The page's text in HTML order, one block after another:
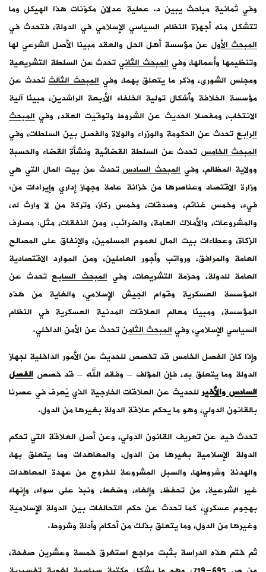
وفي ثمانية مباحث يبين د. عطية عدلان مكوّنات هذا الهيكل وما
تتشكل منه أجهزة النظام السياسي الإسلامي في الدولة، فتحدث في
المبحث الأول عن مؤسسة أهل الحل والعقد مبينا الأصل الشرعي لها
وتنظيمها وأعمالها، وفيالمبحث الثانيتحدث عن السلطة التشريعية
ومجلس الشورى، وذكر ما يتعلق بهما، وفيالمبحث الثالثتحدث عن
مؤسسة الخلافة وأشكال تولية الخلفاء الأربعة الراشدين، مبينًا آلية
الانتخاب، ومفصلا الحديث عن الشروط وتوقيت العقد، وفي المبحث
الرابعتحدث عن الحكومة والوزراء والولاة والفصل بين السلطات، وفي
المبحث الخامستحدث عن السلطة القضائية ونشأة القضاء والحسبة
وولاية المظالم، وفيالمبحث السادستحدث عن بيت المال التي هي
وزارة الاقتصاد وعناصرها من خزانة عامة وجهاز إداري وإيرادات من:
فيء، وخمس غنائم، وصدقات، وخمس ركاز، وتركة من لا وارث له،
والمشروعات، والأملاك العامة، والضرائب، ومن النفقات، مثل: مصارف
الزكاة، وعطاءات بيت المال لعموم المسلمين، والإنفاق على المصالح
العامة والمرافق، ورواتب وأجور العاملين، ومن الموارد الاقتصادية
العامة للدولة، وحزمة التشريعات، وفيالمبحث السابع تحدث عن
المؤسسة العسكرية وقوام الجيش الإسلامي، والغاية من هذه
المؤسسة، ومبينًا معالم العلاقات المدنية العسكرية في النظام
السياسي الإسلامي، وفيالمبحث الثامنتحدث عن الأمن الداخلي.
وإذا كان الفصل الخامس قد تخصص للحديث عن الأمور الداخلية لجهاز
الدولة وما يتعلق به، فإن المؤلف – وفقه الله – قد خصص الفصل
السادس والأخيرللحديث عن العلاقات الخارجية الذي يُعرف في عصرنا
بالقانون الدولي، وهو ما يحكم علاقة الدولة بغيرها من الدول.
تحدث فيه عن تعريف القانون الدولي، وعن أصل العلاقة التي تحكم
الدولة الإسلامية بغيرها من الدول، والمعاهدات وما يتعلق بها،
والهدنة وشروطها، والسبل المشروعة للخروج من عهدة المعاهدات
غير الشرعية، من تحفظ، وإلغاء، وضغط، ونبذ على سواء، وإنهاء
بهجوم عسكري، كما تحدث عن حكم التحالفات بين الدولة الإسلامية
وغيرها من الدول، وما يتعلق بذلك من أحكام وأدلة وشروط.
ثم ختم هذه الدراسة بثبت مراجع استغرق خمسة وعشرين صفحة،